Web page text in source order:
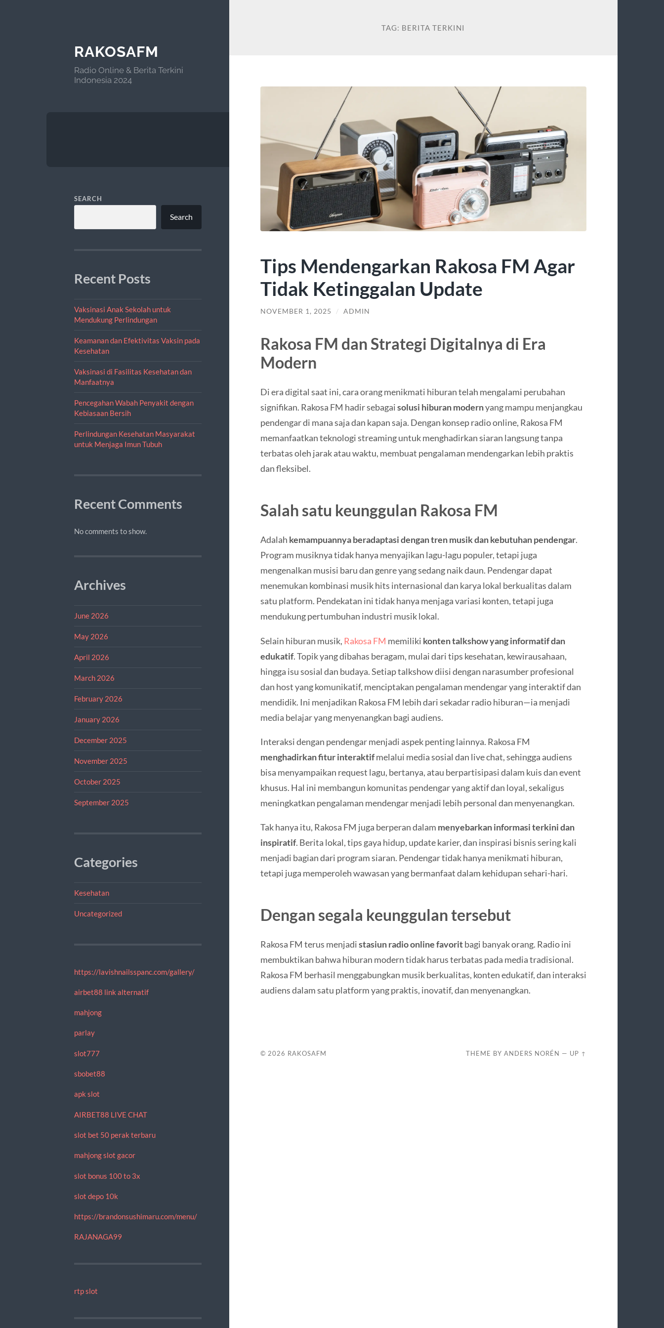
RAKOSAFM
Radio Online & Berita Terkini
Indonesia 2024
SEARCH
Search
Recent Posts
Vaksinasi Anak Sekolah untuk
Mendukung Perlindungan
Keamanan dan Efektivitas Vaksin pada
Kesehatan
Vaksinasi di Fasilitas Kesehatan dan
Manfaatnya
Pencegahan Wabah Penyakit dengan
Kebiasaan Bersih
Perlindungan Kesehatan Masyarakat
untuk Menjaga Imun Tubuh
Recent Comments
No comments to show.
Archives
June 2026
May 2026
April 2026
March 2026
February 2026
January 2026
December 2025
November 2025
October 2025
September 2025
Categories
Kesehatan
Uncategorized
https://lavishnailsspanc.com/gallery/
airbet88 link alternatif
mahjong
parlay
slot777
sbobet88
apk slot
AIRBET88 LIVE CHAT
slot bet 50 perak terbaru
mahjong slot gacor
slot bonus 100 to 3x
slot depo 10k
https://brandonsushimaru.com/menu/
RAJANAGA99
rtp slot
TAG: BERITA TERKINI
Tips Mendengarkan Rakosa FM Agar
Tidak Ketinggalan Update
NOVEMBER 1, 2025 / ADMIN
Rakosa FM dan Strategi Digitalnya di Era
Modern
Di era digital saat ini, cara orang menikmati hiburan telah mengalami perubahan
signifikan. Rakosa FM hadir sebagaisolusi hiburan modernyang mampu menjangkau
pendengar di mana saja dan kapan saja. Dengan konsep radio online, Rakosa FM
memanfaatkan teknologi streaming untuk menghadirkan siaran langsung tanpa
terbatas oleh jarak atau waktu, membuat pengalaman mendengarkan lebih praktis
dan fleksibel.
Salah satu keunggulan Rakosa FM
Adalah kemampuannya beradaptasi dengan tren musik dan kebutuhan pendengar.
Program musiknya tidak hanya menyajikan lagu-lagu populer, tetapi juga
mengenalkan musisi baru dan genre yang sedang naik daun. Pendengar dapat
menemukan kombinasi musik hits internasional dan karya lokal berkualitas dalam
satu platform. Pendekatan ini tidak hanya menjaga variasi konten, tetapi juga
mendukung pertumbuhan industri musik lokal.
Selain hiburan musik, Rakosa FM memiliki konten talkshow yang informatif dan
edukatif. Topik yang dibahas beragam, mulai dari tips kesehatan, kewirausahaan,
hingga isu sosial dan budaya. Setiap talkshow diisi dengan narasumber profesional
dan host yang komunikatif, menciptakan pengalaman mendengar yang interaktif dan
mendidik. Ini menjadikan Rakosa FM lebih dari sekadar radio hiburan—ia menjadi
media belajar yang menyenangkan bagi audiens.
Interaksi dengan pendengar menjadi aspek penting lainnya. Rakosa FM
menghadirkan fitur interaktifmelalui media sosial dan live chat, sehingga audiens
bisa menyampaikan request lagu, bertanya, atau berpartisipasi dalam kuis dan event
khusus. Hal ini membangun komunitas pendengar yang aktif dan loyal, sekaligus
meningkatkan pengalaman mendengar menjadi lebih personal dan menyenangkan.
Tak hanya itu, Rakosa FM juga berperan dalam menyebarkan informasi terkini dan
inspiratif. Berita lokal, tips gaya hidup, update karier, dan inspirasi bisnis sering kali
menjadi bagian dari program siaran. Pendengar tidak hanya menikmati hiburan,
tetapi juga memperoleh wawasan yang bermanfaat dalam kehidupan sehari-hari.
Dengan segala keunggulan tersebut
Rakosa FM terus menjadistasiun radio online favoritbagi banyak orang. Radio ini
membuktikan bahwa hiburan modern tidak harus terbatas pada media tradisional.
Rakosa FM berhasil menggabungkan musik berkualitas, konten edukatif, dan interaksi
audiens dalam satu platform yang praktis, inovatif, dan menyenangkan.
© 2026 RAKOSAFM THEME BYANDERS NORÉN — UP ↑